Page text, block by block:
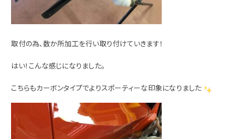
取付の為、数か所加工を行い取り付けていきます！
はい！こんな感じになりました。
こちらもカーボンタイプでよりスポーティーな印象になりました